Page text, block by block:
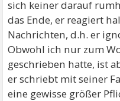
sich keiner darauf
das Ende, er reagiert
Nachrichten, d.h. er
Obwohl ich nur zum
geschrieben hatte, ist
er schriebt mit seiner
eine gewisse größer